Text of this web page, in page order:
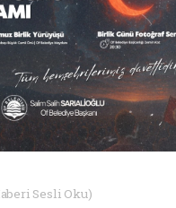
Sesli Oku)